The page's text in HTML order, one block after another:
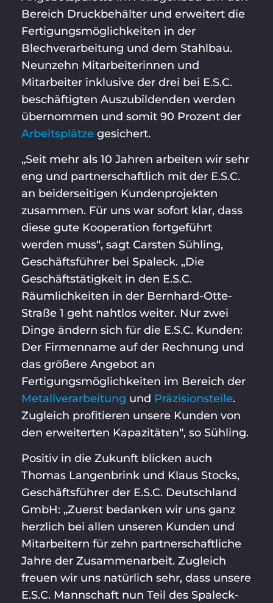
Bereich Druckbehälter und erweitert die
Fertigungsmöglichkeiten in der
Blechverarbeitung und dem Stahlbau.
Neunzehn Mitarbeiterinnen und
Mitarbeiter inklusive der drei bei E.S.C.
beschäftigten Auszubildenden werden
übernommen und somit 90 Prozent der
Arbeitsplätzegesichert.
„Seit mehr als 10 Jahren arbeiten wir sehr
eng und partnerschaftlich mit der E.S.C.
an beiderseitigen Kundenprojekten
zusammen. Für uns war sofort klar, dass
diese gute Kooperation fortgeführt
werden muss“, sagt Carsten Sühling,
Geschäftsführer bei Spaleck. „Die
Geschäftstätigkeit in den E.S.C.
Räumlichkeiten in der Bernhard-Otte-
Straße 1 geht nahtlos weiter. Nur zwei
Dinge ändern sich für die E.S.C. Kunden:
Der Firmenname auf der Rechnung und
das größere Angebot an
Fertigungsmöglichkeiten im Bereich der
Metallverarbeitung und Präzisionsteile.
Zugleich profitieren unsere Kunden von
den erweiterten Kapazitäten“, so Sühling.
Positiv in die Zukunft blicken auch
Thomas Langenbrink und Klaus Stocks,
Geschäftsführer der E.S.C. Deutschland
GmbH: „Zuerst bedanken wir uns ganz
herzlich bei allen unseren Kunden und
Mitarbeitern für zehn partnerschaftliche
Jahre der Zusammenarbeit. Zugleich
freuen wir uns natürlich sehr, dass unsere
E.S.C. Mannschaft nun Teil des Spaleck-